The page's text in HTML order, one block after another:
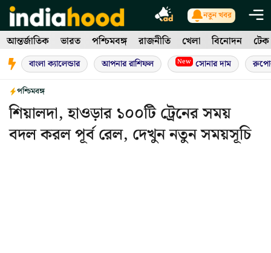
Skip
to
content
নতুন খবর
আন্তর্জাতিক ভারত পশ্চিমবঙ্গ রাজনীতি খেলা বিনোদন টেক
বাংলা ক্যালেন্ডার আপনার রাশিফল New সোনার দাম
পশ্চিমবঙ্গ
শিয়ালদা, হাওড়ার ১০০টি ট্রেনের সময়
বদল করল পূর্ব রেল, দেখুন নতুন সময়সূচি